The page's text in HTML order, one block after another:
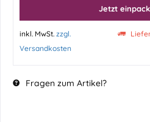
Jetzt
inkl. MwSt. zzgl.
Versandkosten
Fragen zum Artikel?